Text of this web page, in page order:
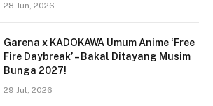
28 Jun, 2026
Garena x KADOKAWA Umum Anime ‘Free
Fire Daybreak’ – Bakal Ditayang Musim
Bunga 2027!
29 Jul, 2026